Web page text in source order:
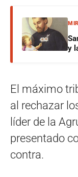
y
El máximo
al rechazar
líder de la
presentado
contra.